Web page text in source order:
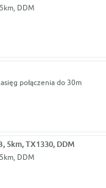
DDM
połączenia do 30m
5km, TX1330, DDM
DDM